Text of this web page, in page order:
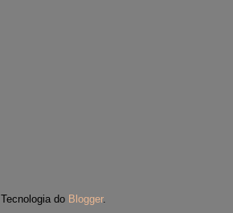
Tecnologia do Blogger.